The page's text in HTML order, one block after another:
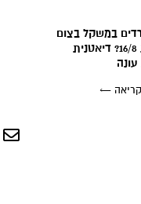
במשקל בצום
דיאטת 16/8? דיאטנית
עונה
←